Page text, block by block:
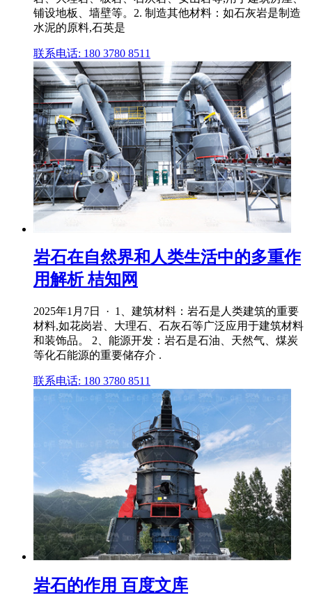
铺设地板、墙壁等。2. 制造其他材料：如石灰岩是制造
水泥的原料,石英是
联系电话: 180 3780 8511
岩石在自然界和人类生活中的多重作
用解析 桔知网
2025年1月7日 · 1、建筑材料：岩石是人类建筑的重要
材料,如花岗岩、大理石、石灰石等广泛应用于建筑材料
和装饰品。 2、能源开发：岩石是石油、天然气、煤炭
等化石能源的重要储存介 .
联系电话: 180 3780 8511
岩石的作用 百度文库